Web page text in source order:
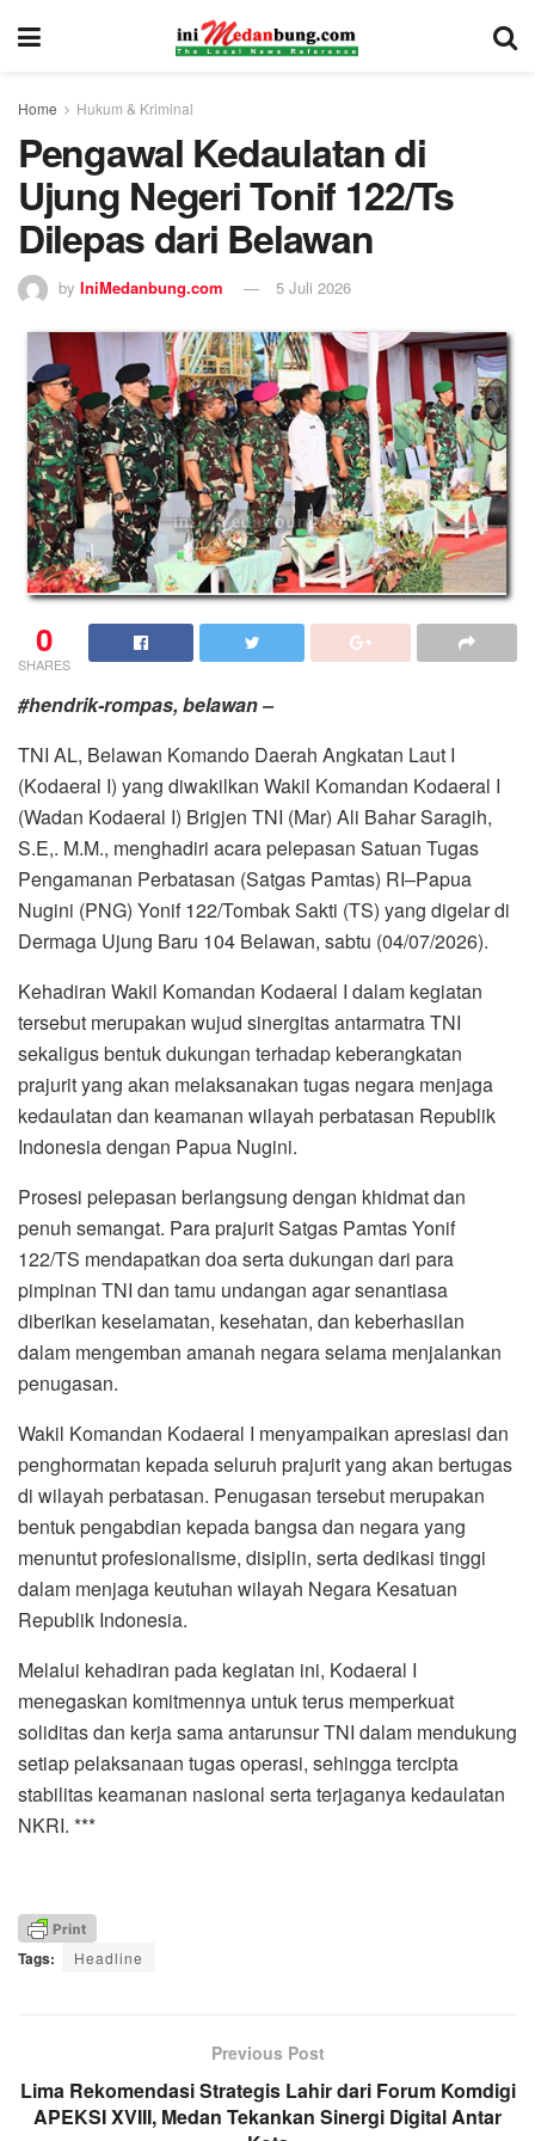
Home Hukum & Kriminal
Pengawal Kedaulatan di
Ujung Negeri Tonif 122/Ts
Dilepas dari Belawan
by IniMedanbung.com 5 Juli 2026
0
SHARES
#hendrik-rompas, belawan –
TNI AL, Belawan Komando Daerah Angkatan Laut I
(Kodaeral I) yang diwakilkan Wakil Komandan Kodaeral I
(Wadan Kodaeral I) Brigjen TNI (Mar) Ali Bahar Saragih,
S.E,. M.M., menghadiri acara pelepasan Satuan Tugas
Pengamanan Perbatasan (Satgas Pamtas) RI–Papua
Nugini (PNG) Yonif 122/Tombak Sakti (TS) yang digelar di
Dermaga Ujung Baru 104 Belawan, sabtu (04/07/2026).
Kehadiran Wakil Komandan Kodaeral I dalam kegiatan
tersebut merupakan wujud sinergitas antarmatra TNI
sekaligus bentuk dukungan terhadap keberangkatan
prajurit yang akan melaksanakan tugas negara menjaga
kedaulatan dan keamanan wilayah perbatasan Republik
Indonesia dengan Papua Nugini.
Prosesi pelepasan berlangsung dengan khidmat dan
penuh semangat. Para prajurit Satgas Pamtas Yonif
122/TS mendapatkan doa serta dukungan dari para
pimpinan TNI dan tamu undangan agar senantiasa
diberikan keselamatan, kesehatan, dan keberhasilan
dalam mengemban amanah negara selama menjalankan
penugasan.
Wakil Komandan Kodaeral I menyampaikan apresiasi dan
penghormatan kepada seluruh prajurit yang akan bertugas
di wilayah perbatasan. Penugasan tersebut merupakan
bentuk pengabdian kepada bangsa dan negara yang
menuntut profesionalisme, disiplin, serta dedikasi tinggi
dalam menjaga keutuhan wilayah Negara Kesatuan
Republik Indonesia.
Melalui kehadiran pada kegiatan ini, Kodaeral I
menegaskan komitmennya untuk terus memperkuat
soliditas dan kerja sama antarunsur TNI dalam mendukung
setiap pelaksanaan tugas operasi, sehingga tercipta
stabilitas keamanan nasional serta terjaganya kedaulatan
NKRI. ***
Tags: Headline
Previous Post
Lima Rekomendasi Strategis Lahir dari Forum Komdigi
APEKSI XVIII, Medan Tekankan Sinergi Digital Antar